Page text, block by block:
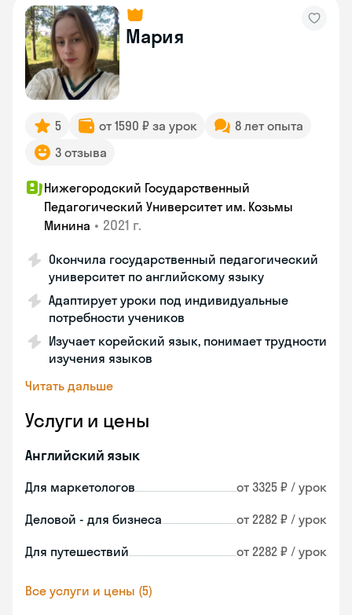
Мария
5 от 1590 ₽ за урок
8 лет опыта
3 отзыва
Нижегородский Государственный
Педагогический Университет им. Козьмы
Минина • 2021 г.
Окончила государственный педагогический
университет по английскому языку
Адаптирует уроки под индивидуальные
потребности учеников
Изучает корейский язык, понимает трудности
изучения языков
Читать дальше
Услуги и цены
Английский язык
Для маркетологов от 3325 ₽ / урок
Деловой - для бизнеса от 2282 ₽ / урок
Для путешествий от 2282 ₽ / урок
Все услуги и цены (5)